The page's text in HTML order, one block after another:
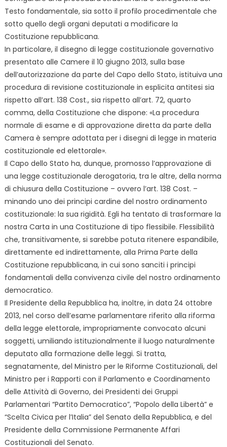
Testo fondamentale, sia sotto il profilo procedimentale che
sotto quello degli organi deputati a modificare la
Costituzione repubblicana.
In particolare, il disegno di legge costituzionale governativo
presentato alle Camere il 10 giugno 2013, sulla base
dell’autorizzazione da parte del Capo dello Stato, istituiva una
procedura di revisione costituzionale in esplicita antitesi sia
rispetto all’art. 138 Cost., sia rispetto all’art. 72, quarto
comma, della Costituzione che dispone: «La procedura
normale di esame e di approvazione diretta da parte della
Camera è sempre adottata per i disegni di legge in materia
costituzionale ed elettorale».
Il Capo dello Stato ha, dunque, promosso l’approvazione di
una legge costituzionale derogatoria, tra le altre, della norma
di chiusura della Costituzione – ovvero l’art. 138 Cost. –
minando uno dei principi cardine del nostro ordinamento
costituzionale: la sua rigidità. Egli ha tentato di trasformare la
nostra Carta in una Costituzione di tipo flessibile. Flessibilità
che, transitivamente, si sarebbe potuta ritenere espandibile,
direttamente ed indirettamente, alla Prima Parte della
Costituzione repubblicana, in cui sono sanciti i principi
fondamentali della convivenza civile del nostro ordinamento
democratico.
Il Presidente della Repubblica ha, inoltre, in data 24 ottobre
2013, nel corso dell’esame parlamentare riferito alla riforma
della legge elettorale, impropriamente convocato alcuni
soggetti, umiliando istituzionalmente il luogo naturalmente
deputato alla formazione delle leggi. Si tratta,
segnatamente, del Ministro per le Riforme Costituzionali, del
Ministro per i Rapporti con il Parlamento e Coordinamento
delle Attività di Governo, dei Presidenti dei Gruppi
Parlamentari “Partito Democratico”, “Popolo della Libertà” e
“Scelta Civica per l’Italia” del Senato della Repubblica, e del
Presidente della Commissione Permanente Affari
Costituzionali del Senato.